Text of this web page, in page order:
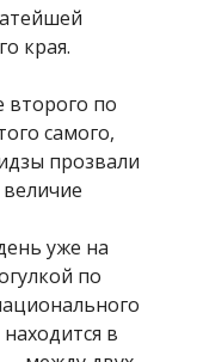
края.
второго по
самого,
прозвали
уже на
по
в